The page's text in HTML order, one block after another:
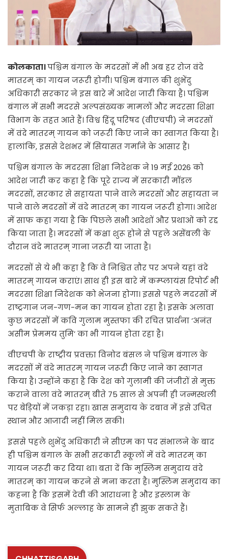
कोलकाता।पश्चिम बंगाल के मदरसों में भी अब हर रोज वंदे
मातरम् का गायन जरूरी होगी। पश्चिम बंगाल की शुभेंदु
अधिकारी सरकार ने इस बारे में आदेश जारी किया है। पश्चिम
बंगाल में सभी मदरसे अल्पसंख्यक मामलों और मदरसा शिक्षा
विभाग के तहत आते हैं। विश्व हिंदू परिषद (वीएचपी) ने मदरसों
में वंदे मातरम् गायन को जरूरी किए जाने का स्वागत किया है।
हालांकि, इससे देशभर में सियासत गर्माने के आसार हैं।
पश्चिम बंगाल के मदरसा शिक्षा निदेशक ने 19 मई 2026 को
आदेश जारी कर कहा है कि पूरे राज्य में सरकारी मॉडल
मदरसों, सरकार से सहायता पाने वाले मदरसों और सहायता न
पाने वाले मदरसों में वंदे मातरम् का गायन जरूरी होगा। आदेश
में साफ कहा गया है कि पिछले सभी आदेशों और प्रथाओं को रद्द
किया जाता है। मदरसों में कक्षा शुरू होने से पहले असेंबली के
दौरान वंदे मातरम् गाना जरूरी या जाता है।
मदरसों से ये भी कहा है कि वे निश्चित तौर पर अपने यहां वंदे
मातरम् गायन कराएं। साथ ही इस बारे में कम्प्लायंस रिपोर्ट भी
मदरसा शिक्षा निदेशक को भेजना होगा। इससे पहले मदरसों में
राष्ट्रगान जन-गण-मन का गायन होता रहा है। इसके अलावा
कुछ मदरसों में कवि गुलाम मुस्तफा की रचित प्रार्थना ‘अनंत
असीम प्रेममय तुमि’ का भी गायन होता रहा है।
वीएचपी के राष्ट्रीय प्रवक्ता विनोद बंसल ने पश्चिम बंगाल के
मदरसों में वंदे मातरम् गायन जरूरी किए जाने का स्वागत
किया है। उन्होंने कहा है कि देश को गुलामी की जंजीरों से मुक्त
कराने वाला वंदे मातरम् बीते 75 साल से अपनी ही जन्मस्थली
पर बेड़ियों में जकड़ा रहा। खास समुदाय के दबाव में इसे उचित
स्थान और आजादी नहीं मिल सकी।
इससे पहले शुभेंदु अधिकारी ने सीएम का पद संभालने के बाद
ही पश्चिम बंगाल के सभी सरकारी स्कूलों में वंदे मातरम् का
गायन जरूरी कर दिया था। बता दें कि मुस्लिम समुदाय वंदे
मातरम् का गायन करने से मना करता है। मुस्लिम समुदाय का
कहना है कि इसमें देवी की आराधना है और इस्लाम के
मुताबिक वे सिर्फ अल्लाह के सामने ही झुक सकते हैं।